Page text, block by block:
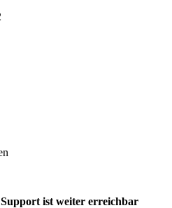
ist weiter erreichbar